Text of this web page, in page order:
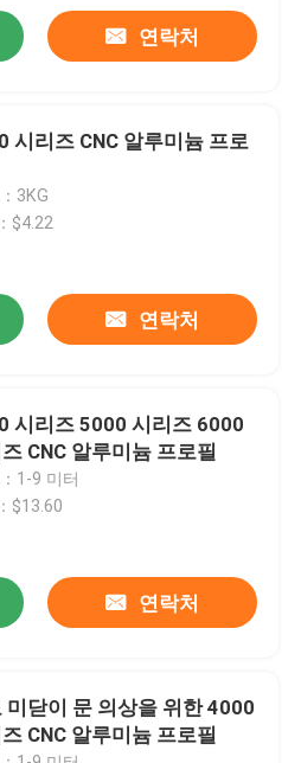
연락처
시리즈 CNC 알루미늄 프로
3KG
$4.22
연락처
시리즈 5000 시리즈 6000
CNC 알루미늄 프로필
1-9 미터
$13.60
연락처
미닫이 문 의상을 위한 4000
CNC 알루미늄 프로필